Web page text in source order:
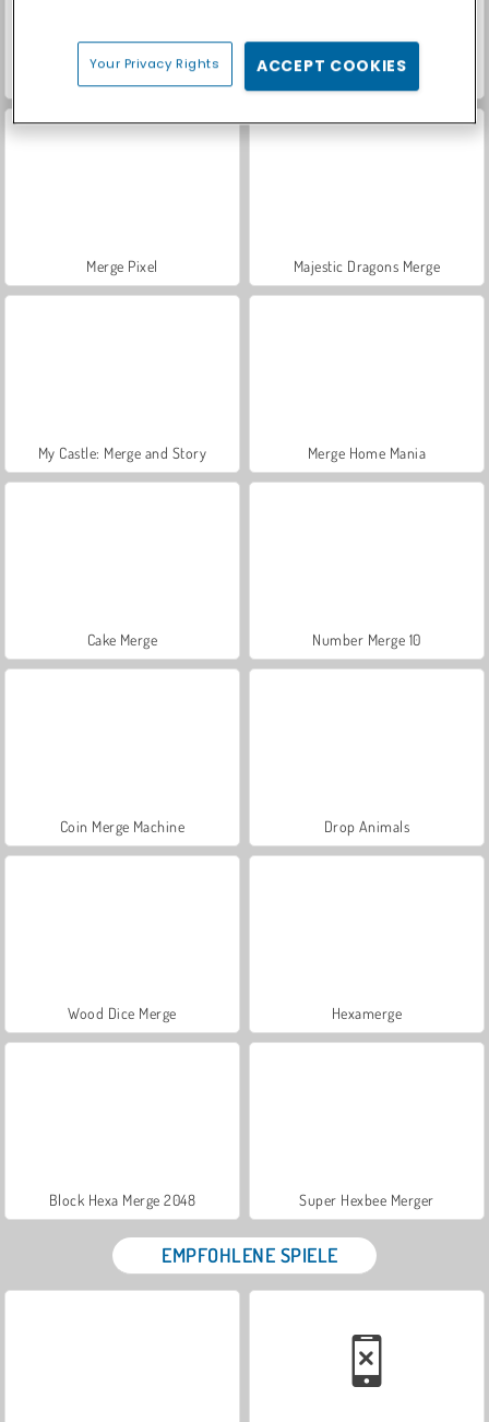
Merge Pixel Majestic Dragons Merge
My Castle: Merge and Story Merge Home Mania
Cake Merge Number Merge 10
Coin Merge Machine Drop Animals
Wood Dice Merge Hexamerge
Block Hexa Merge 2048 Super Hexbee Merger
EMPFOHLENE SPIELE
Your Privacy Rights ACCEPT COOKIES